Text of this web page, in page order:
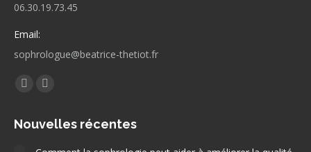
06.30.19.73.45
Email:
sophrologue@beatrice-thetiot.fr
Trouvez nous sur :
Facebook
opens
LinkedIn
opens
Nouvelles récentes